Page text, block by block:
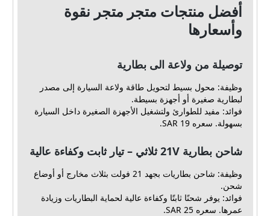
أفضل منتجات متجر متجر نقوة
وأسعارها
توصيلة من ولاعة الى بطارية
وظيفة: محول بسيط لتحويل طاقة ولاعة السيارة إلى مصدر
لبطارية صغيرة أو أجهزة بسيطة.
فوائد: مفيد للطوارئ ولتشغيل الأجهزة الصغيرة داخل السيارة
بسهولة. سعره 19 SAR.
شاحن بطارية 21V ثلاثي – تيار ثابت وكفاءة عالية
وظيفة: شاحن بطاريات بجهد 21 فولت بثلاث مخارج أو أوضاع
شحن.
فوائد: يوفر شحنًا ثابتًا وكفاءة عالية لحماية البطاريات وزيادة
عمرها. سعره 25 SAR.